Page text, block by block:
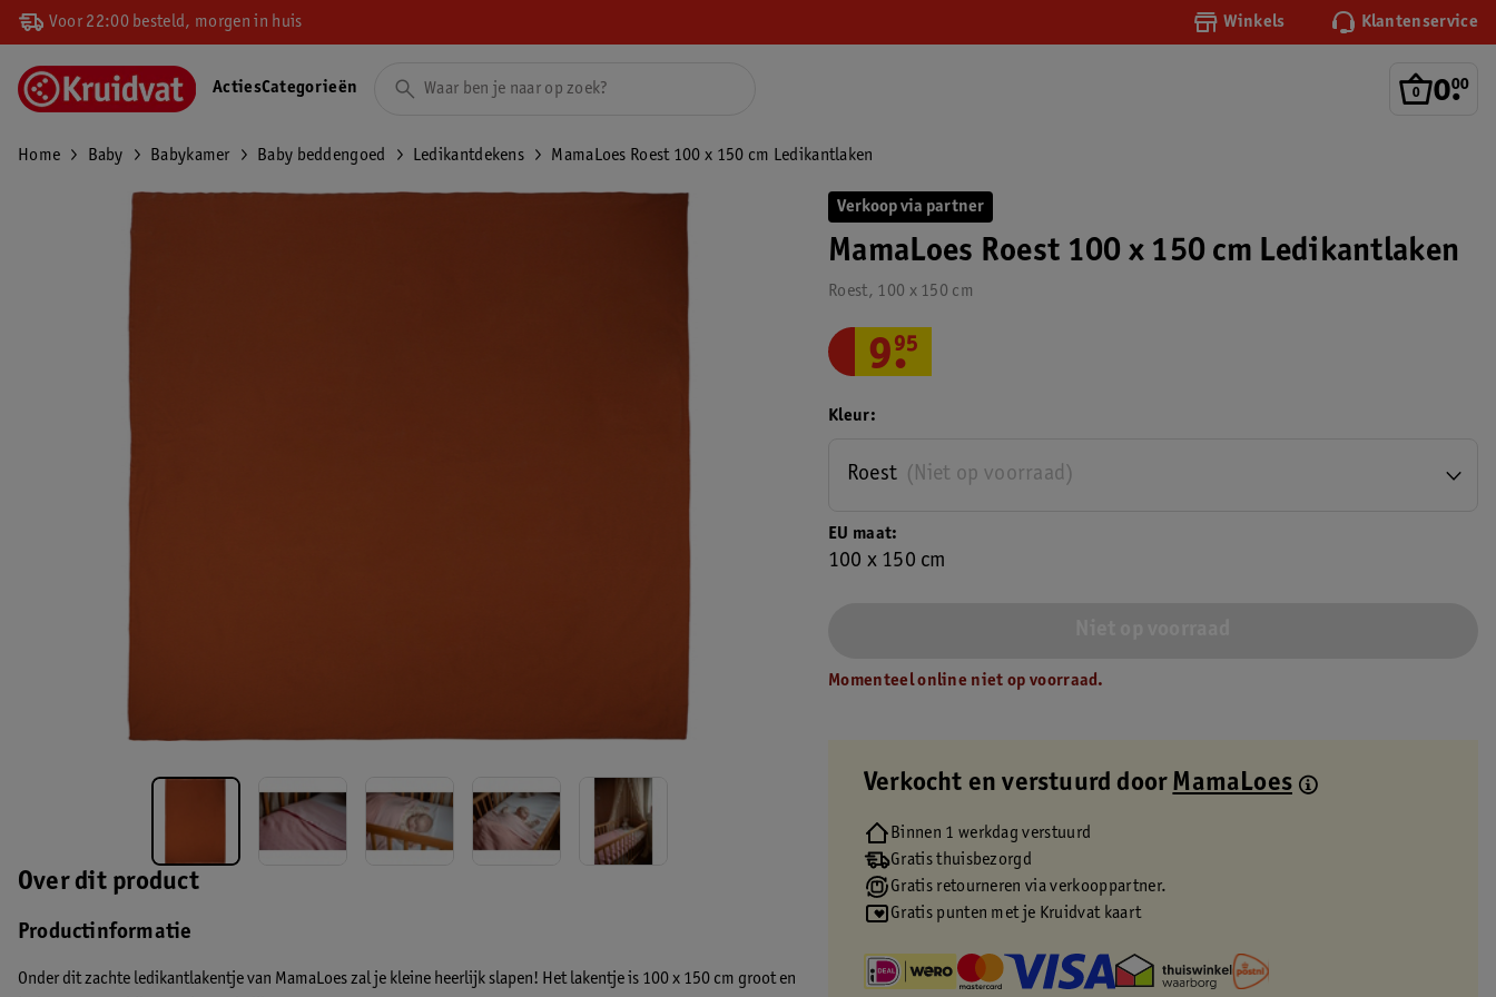
Voor 22:00 besteld, morgen in huis Winkels Klantenservice
0.
00
ActiesCategorieën
Home Baby Babykamer Baby beddengoed Ledikantdekens MamaLoes Roest 100 x 150 cm Ledikantlaken
Over dit product
Productinformatie
Onder dit zachte ledikantlakentje van MamaLoes zal je kleine heerlijk slapen! Het lakentje is 100 x 150 cm groot en
Verkoop via partner
MamaLoes Roest 100 x 150 cm Ledikantlaken
Roest, 100 x 150 cm
9.
95
EU maat
100 x 150 cm
Kleur
(Niet op voorraad)
Roest
Momenteel online niet op voorraad.
Verkocht en verstuurd door MamaLoes
Binnen 1 werkdag verstuurd
Gratis thuisbezorgd
Gratis retourneren via verkooppartner.
Gratis punten met je Kruidvat kaart